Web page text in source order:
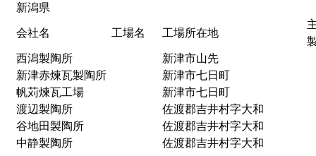
新潟県
会社名 工場名 工場所在地
西潟製陶所
新津市山先
新津赤煉瓦製陶所
新津市七日町
帆苅煉瓦工場
新津市七日町
渡辺製陶所
佐渡郡吉井村字大和
谷地田製陶所
佐渡郡吉井村字大和
中静製陶所
佐渡郡吉井村字大和